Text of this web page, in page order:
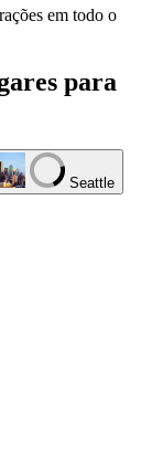
em todo o
para
Seattle